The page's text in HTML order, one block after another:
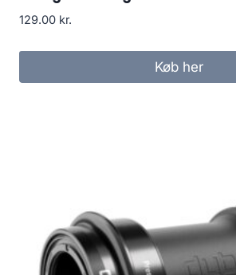
129.00 kr.
Køb her